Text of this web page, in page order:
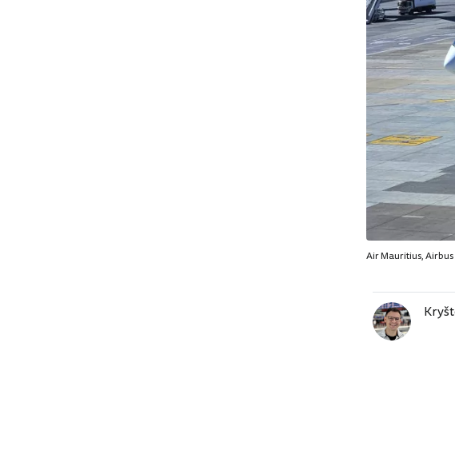
Air Mauritius,